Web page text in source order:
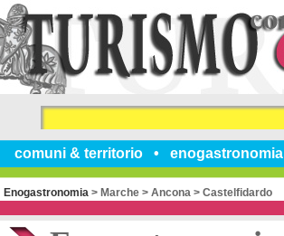
comuni & territorio enogastronomia
Enogastronomia > Marche > Ancona > Castelfidardo